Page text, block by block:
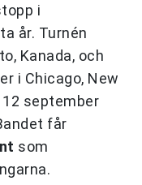
i
år. Turnén
Kanada, och
i Chicago, New
12 september
får
som